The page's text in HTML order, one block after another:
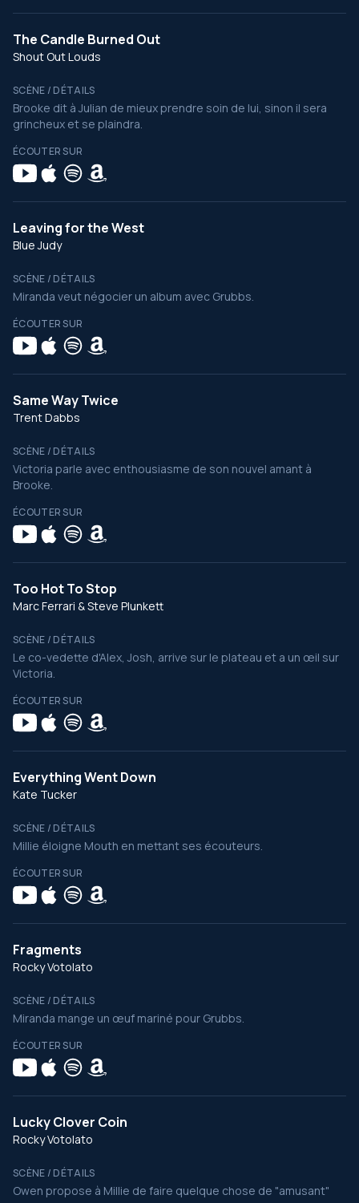
The Candle Burned Out
Shout Out Louds
SCÈNE / DÉTAILS
Brooke dit à Julian de mieux prendre soin de lui, sinon il sera
grincheux et se plaindra.
ÉCOUTER SUR
Leaving for the West
Blue Judy
SCÈNE / DÉTAILS
Miranda veut négocier un album avec Grubbs.
ÉCOUTER SUR
Same Way Twice
Trent Dabbs
SCÈNE / DÉTAILS
Victoria parle avec enthousiasme de son nouvel amant à
Brooke.
ÉCOUTER SUR
Too Hot To Stop
Marc Ferrari & Steve Plunkett
SCÈNE / DÉTAILS
Le co-vedette d'Alex, Josh, arrive sur le plateau et a un œil sur
Victoria.
ÉCOUTER SUR
Everything Went Down
Kate Tucker
SCÈNE / DÉTAILS
Millie éloigne Mouth en mettant ses écouteurs.
ÉCOUTER SUR
Fragments
Rocky Votolato
SCÈNE / DÉTAILS
Miranda mange un œuf mariné pour Grubbs.
ÉCOUTER SUR
Lucky Clover Coin
Rocky Votolato
SCÈNE / DÉTAILS
Owen propose à Millie de faire quelque chose de "amusant"